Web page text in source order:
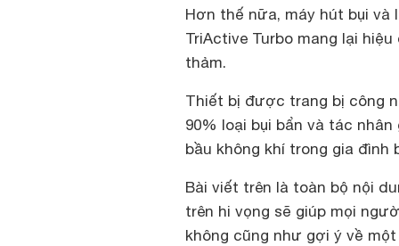
Hơn thế nữa, máy hút bụi và
TriActive Turbo mang lại
thảm.
Thiết bị được trang bị công
90% loại bụi bẩn và tác
bầu không khí trong gia đình
Bài viết trên là toàn bộ nội
trên hi vọng sẽ giúp mọi
không cũng như gợi ý về